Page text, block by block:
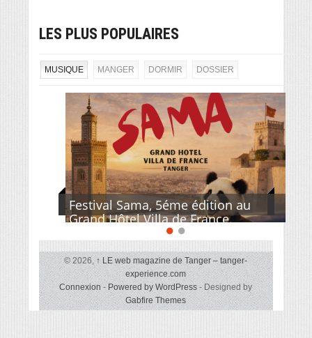
LES PLUS POPULAIRES
MUSIQUE MANGER DORMIR DOSSIER
Festival Sama, 5éme édition au
Grand Hôtel Villa de France.
© 2026,↑ LE web magazine de Tanger – tanger-
experience.com
Connexion-Powered by WordPress- Designed by
Gabfire Themes